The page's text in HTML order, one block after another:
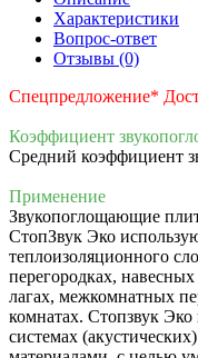
Характеристики
Вопрос-ответ
Отзывы (0)
Спецпредложение*
Коэффициент
Средний коэффициент
Применение
Звукопоглощающие
СтопЗвук Эко
теплоизоляционного
перегородках,
лагах, межкомнатных
комнатах. Стопзвук
системах